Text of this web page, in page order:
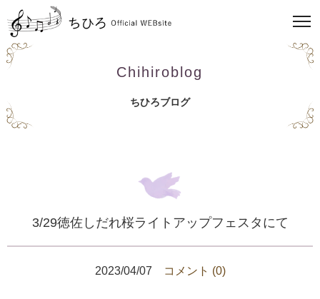
Chihiroblog
ちひろブログ
3/29徳佐しだれ桜ライトアップフェスタにて
2023/04/07 コメント (0)